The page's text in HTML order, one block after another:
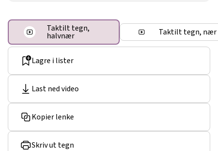
Lagre i lister
Last ned video
Kopier lenke
Skriv ut tegn
Taktilt tegn,
halvnær Taktilt tegn, nær